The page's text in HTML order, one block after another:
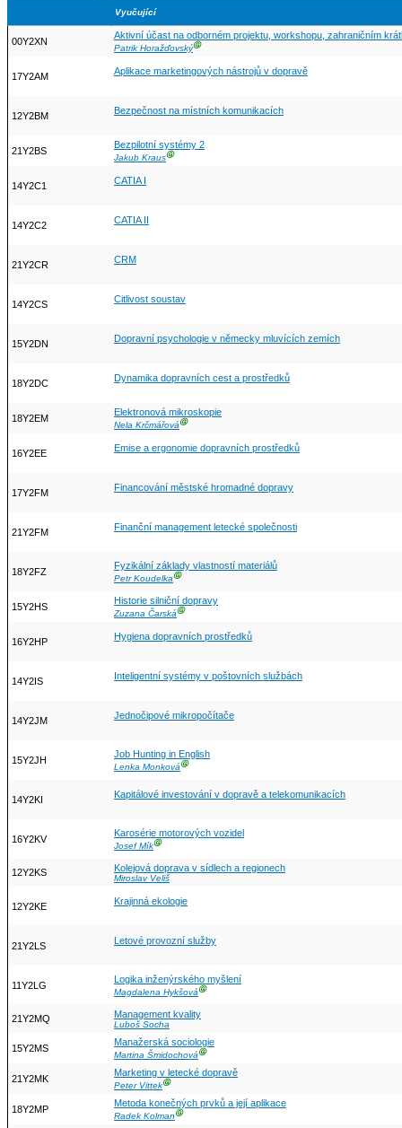
Vyučující
00Y2XN
Aktivní účast na odborném projektu, workshopu, zahraničním
Patrik HoražďovskýⒼ
17Y2AM Aplikace marketingových nástrojů v dopravě
12Y2BM Bezpečnost na místních komunikacích
21Y2BS
Bezpilotní systémy 2
Jakub KrausⒼ
14Y2C1 CATIA I
14Y2C2 CATIA II
21Y2CR CRM
14Y2CS Citlivost soustav
15Y2DN Dopravní psychologie v německy mluvících zemích
18Y2DC Dynamika dopravních cest a prostředků
18Y2EM
Elektronová mikroskopie
Nela KrčmářováⒼ
16Y2EE Emise a ergonomie dopravních prostředků
17Y2FM Financování městské hromadné dopravy
21Y2FM Finanční management letecké společnosti
18Y2FZ
Fyzikální základy vlastností materiálů
Petr KoudelkaⒼ
15Y2HS
Historie silniční dopravy
Zuzana ČarskáⒼ
16Y2HP Hygiena dopravních prostředků
14Y2IS Inteligentní systémy v poštovních službách
14Y2JM Jednočipové mikropočítače
15Y2JH
Job Hunting in English
Lenka MonkováⒼ
14Y2KI Kapitálové investování v dopravě a telekomunikacích
16Y2KV
Karosérie motorových vozidel
Josef MíkⒼ
12Y2KS Kolejová doprava v sídlech a regionech
Miroslav Veliš
12Y2KE Krajinná ekologie
21Y2LS Letové provozní služby
11Y2LG
Logika inženýrského myšlení
Magdalena HykšováⒼ
21Y2MQ Management kvality
Luboš Socha
15Y2MS
Manažerská sociologie
Martina ŠmidochováⒼ
21Y2MK
Marketing v letecké dopravě
Peter VittekⒼ
18Y2MP
Metoda konečných prvků a její aplikace
Radek KolmanⒼ